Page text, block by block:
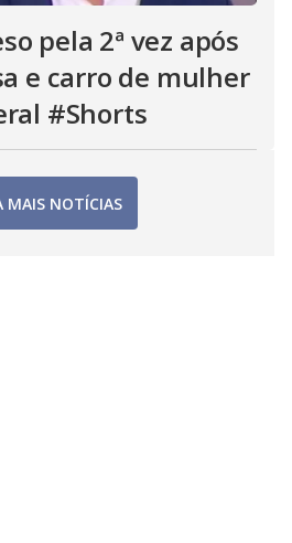
pela 2ª vez após
e carro de mulher
#Shorts
MAIS NOTÍCIAS